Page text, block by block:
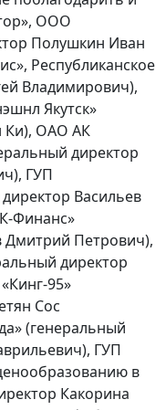
ООО
Полушкин Иван
Республиканское
Владимирович),
Якутск»
Ки), ОАО АК
директор
ГУП
Васильев
Финанс»
Дмитрий Петрович),
директор
95»
Сос
(генеральный
ГУП
в
Какорина